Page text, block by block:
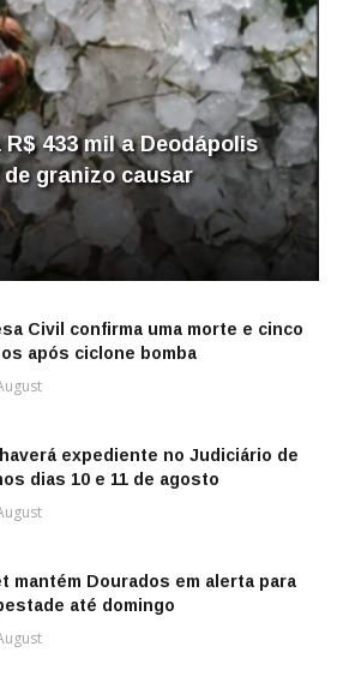
433 mil a Deodápolis
granizo causar
Civil confirma uma morte e cinco
após ciclone bomba
expediente no Judiciário de
dias 10 e 11 de agosto
mantém Dourados em alerta para
até domingo